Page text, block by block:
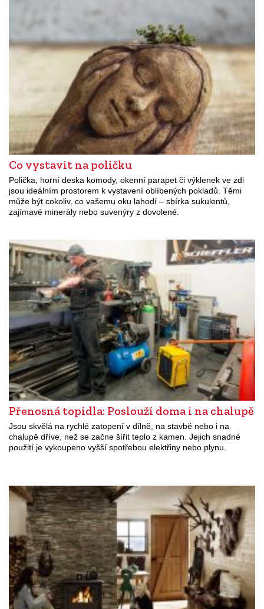
Co vystavit na poličku
Polička, horní deska komody, okenní parapet či výklenek ve zdi
jsou ideálním prostorem k vystavení oblíbených pokladů. Těmi
může být cokoliv, co vašemu oku lahodí – sbírka sukulentů,
zajímavé minerály nebo suvenýry z dovolené.
Přenosná topidla: Poslouží doma i na chalupě
Jsou skvělá na rychlé zatopení v dílně, na stavbě nebo i na
chalupě dříve, než se začne šířit teplo z kamen. Jejich snadné
použití je vykoupeno vyšší spotřebou elektřiny nebo plynu.